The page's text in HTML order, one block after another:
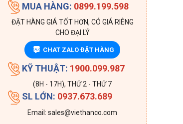
MUA HÀNG: 0899.199.598
ĐẶT HÀNG GIÁ TỐT HƠN, CÓ GIÁ RIÊNG
CHO ĐẠI LÝ
ZALO CHAT ZALO ĐẶT HÀNG
KỸ THUẬT: 1900.099.987
(8H - 17H), THỨ 2 - THỨ 7
SL LỚN: 0937.673.689
Email: sales@viethanco.com